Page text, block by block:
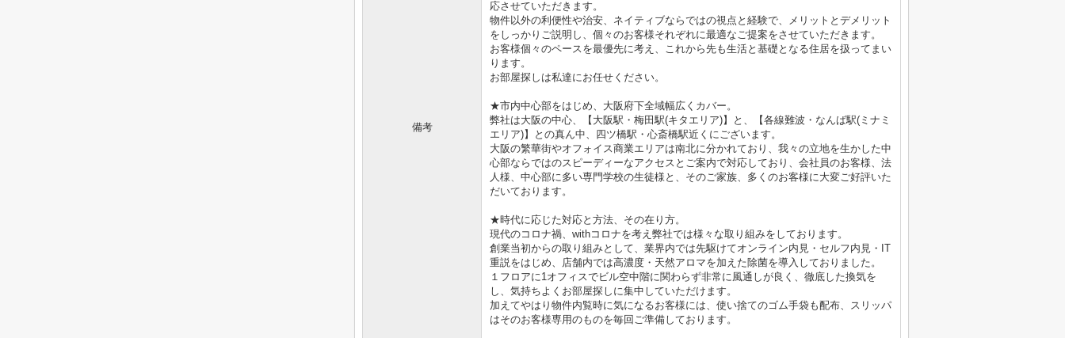
備考
応させていただきます。
物件以外の利便性や治安、ネイティブならではの視点と経験で、メリットとデメリット
をしっかりご説明し、個々のお客様それぞれに最適なご提案をさせていただきます。
お客様個々のペースを最優先に考え、これから先も生活と基礎となる住居を扱ってまい
ります。
お部屋探しは私達にお任せください。
★市内中心部をはじめ、大阪府下全域幅広くカバー。
弊社は大阪の中心、【大阪駅・梅田駅(キタエリア)】と、【各線難波・なんば駅(ミナミ
エリア)】との真ん中、四ツ橋駅・心斎橋駅近くにございます。
大阪の繁華街やオフォイス商業エリアは南北に分かれており、我々の立地を生かした中
心部ならではのスピーディーなアクセスとご案内で対応しており、会社員のお客様、法
人様、中心部に多い専門学校の生徒様と、そのご家族、多くのお客様に大変ご好評いた
だいております。
★時代に応じた対応と方法、その在り方。
現代のコロナ禍、withコロナを考え弊社では様々な取り組みをしております。
創業当初からの取り組みとして、業界内では先駆けてオンライン内見・セルフ内見・IT
重説をはじめ、店舗内では高濃度・天然アロマを加えた除菌を導入しておりました。
１フロアに1オフィスでビル空中階に関わらず非常に風通しが良く、徹底した換気を
し、気持ちよくお部屋探しに集中していただけます。
加えてやはり物件内覧時に気になるお客様には、使い捨てのゴム手袋も配布、スリッパ
はそのお客様専用のものを毎回ご準備しております。